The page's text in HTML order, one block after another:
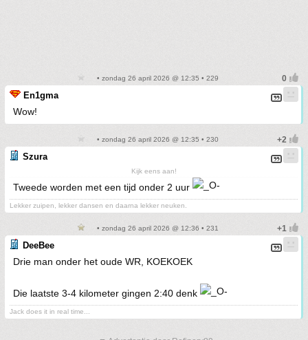
• zondag 26 april 2026 @ 12:35 • 229
En1gma
Wow!
• zondag 26 april 2026 @ 12:35 • 230
Szura
Kijk eens aan!
Tweede worden met een tijd onder 2 uur
Lekker zuipen, lekker dansen en daarna lekker neuken.
• zondag 26 april 2026 @ 12:36 • 231
DeeBee
Drie man onder het oude WR, KOEKOEK
Die laatste 3-4 kilometer gingen 2:40 denk
Jack does it in real time...